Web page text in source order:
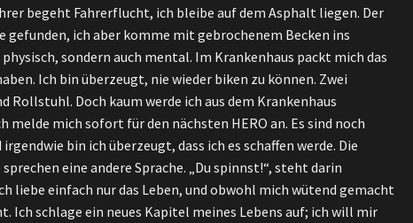
begeht Fahrerflucht, ich bleibe auf dem Asphalt liegen. Der
gefunden, ich aber komme mit gebrochenem Becken ins
sondern auch mental. Im Krankenhaus packt mich das
Ich bin überzeugt, nie wieder biken zu können. Zwei
Rollstuhl. Doch kaum werde ich aus dem Krankenhaus
melde mich sofort für den nächsten HERO an. Es sind noch
bin ich überzeugt, dass ich es schaffen werde. Die
eine andere Sprache. „Du spinnst!“, steht darin
liebe einfach nur das Leben, und obwohl mich wütend gemacht
Ich schlage ein neues Kapitel meines Lebens auf; ich will mir